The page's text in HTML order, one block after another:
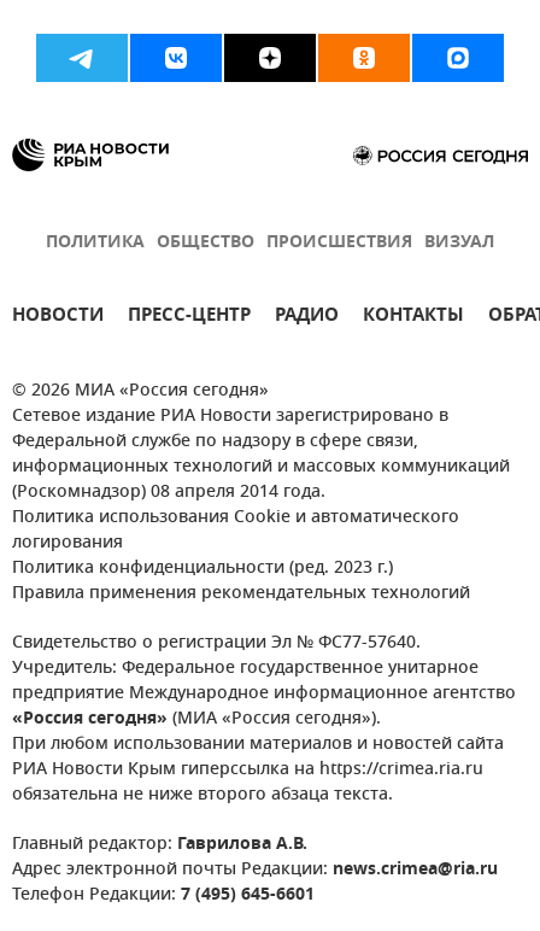
ПОЛИТИКА ОБЩЕСТВО ПРОИСШЕСТВИЯ ВИЗУАЛ
НОВОСТИ ПРЕСС-ЦЕНТР РАДИО КОНТАКТЫ
© 2026 МИА «Россия сегодня»
Сетевое издание РИА Новости зарегистрировано в
Федеральной службе по надзору в сфере связи,
информационных технологий и массовых коммуникаций
(Роскомнадзор) 08 апреля 2014 года.
Политика использования Cookie и автоматического
логирования
Политика конфиденциальности (ред. 2023 г.)
Правила применения рекомендательных технологий
Свидетельство о регистрации Эл № ФС77-57640.
Учредитель: Федеральное государственное унитарное
предприятие Международное информационное агентство
«Россия сегодня» (МИА «Россия сегодня»).
При любом использовании материалов и новостей сайта
РИА Новости Крым гиперссылка на https://crimea.ria.ru
обязательна не ниже второго абзаца текста.
Главный редактор: Гаврилова А.В.
Адрес электронной почты Редакции: news.crimea@ria.ru
Телефон Редакции: 7 (495) 645-6601